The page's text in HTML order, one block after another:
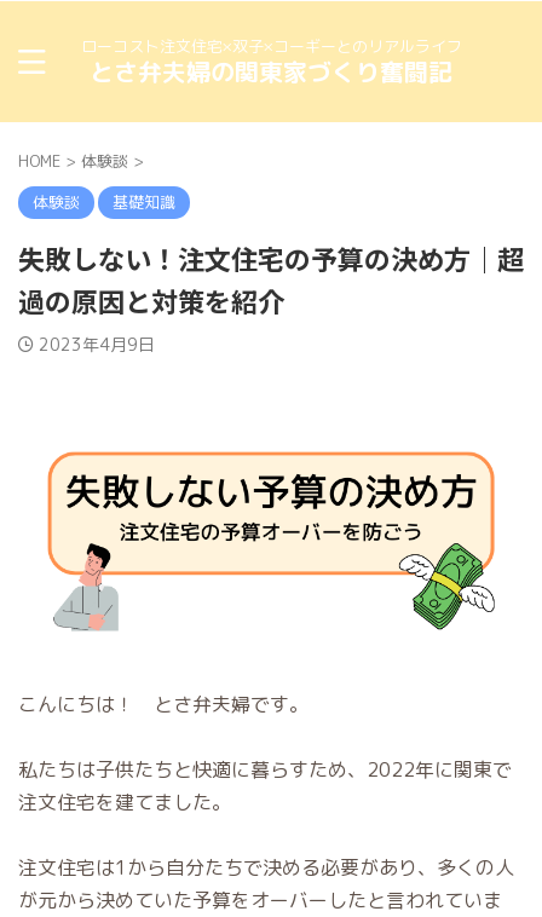
ローコスト注文住宅×双子×コーギーとのリアルライフ
とさ弁夫婦の関東家づくり奮闘記
HOME > 体験談 >
体験談
基礎知識
失敗しない！注文住宅の予算の決め方｜超
過の原因と対策を紹介
2023年4月9日
こんにちは！ とさ弁夫婦です。
私たちは子供たちと快適に暮らすため、2022年に関東で
注文住宅を建てました。
注文住宅は1から自分たちで決める必要があり、多くの人
が元から決めていた予算をオーバーしたと言われていま